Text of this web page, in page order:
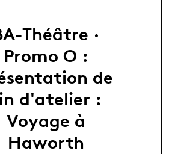
Théâtre ·
Promo O :
de
d'atelier :
Voyage à
Haworth